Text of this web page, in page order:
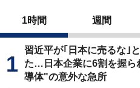
1時間 週間
習近平が｢日本に売るな｣
た…日本企業に6割を握ら
導体"の意外な急所